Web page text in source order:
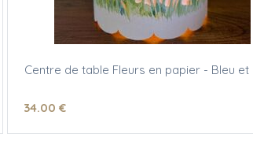
Centre de table Fleurs en papier - Bleu et
34.00 €